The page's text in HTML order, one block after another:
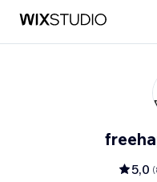
5,0 (